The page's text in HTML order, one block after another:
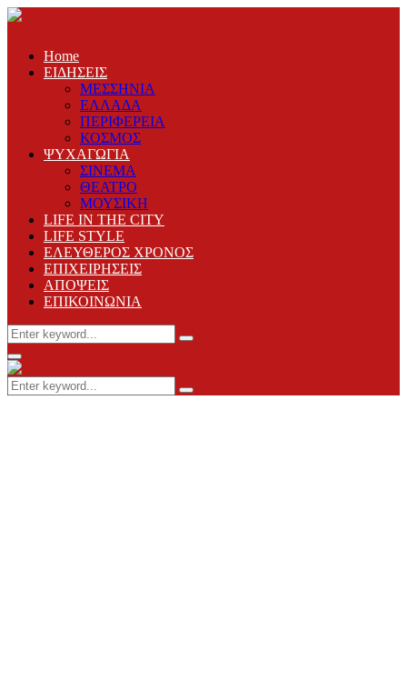
Home
ΕΙΔΗΣΕΙΣ
ΜΕΣΣΗΝΙΑ
ΕΛΛΑΔΑ
ΠΕΡΙΦΕΡΕΙΑ
ΚΟΣΜΟΣ
ΨΥΧΑΓΩΓΙΑ
ΣΙΝΕΜΑ
ΘΕΑΤΡΟ
ΜΟΥΣΙΚΗ
LIFE IN THE CITY
LIFE STYLE
ΕΛΕΥΘΕΡΟΣ ΧΡΟΝΟΣ
ΕΠΙΧΕΙΡΗΣΕΙΣ
ΑΠΟΨΕΙΣ
ΕΠΙΚΟΙΝΩΝΙΑ
Search
for:
Search
Primary
Menu
Search
for:
Search